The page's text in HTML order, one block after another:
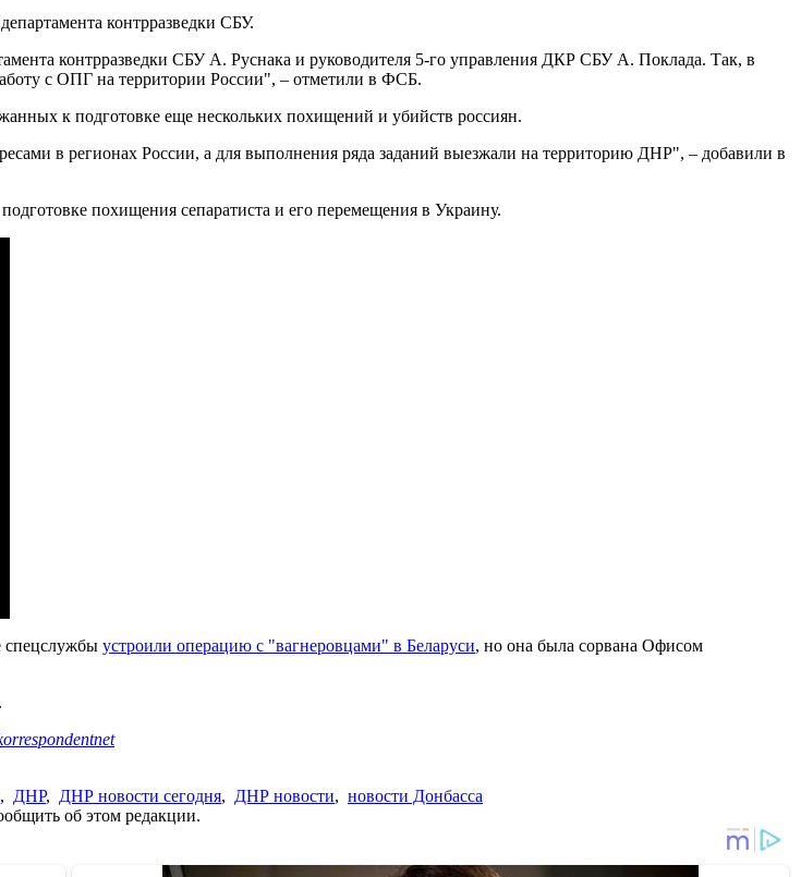
контрразведки СБУ.
контрразведки СБУ А. Руснака и руководителя 5-го управления ДКР СБУ А. Поклада. Так, в
с ОПГ на территории России", – отметили в ФСБ.
к подготовке еще нескольких похищений и убийств россиян.
в регионах России, а для выполнения ряда заданий выезжали на территорию ДНР", – добавили в
похищения сепаратиста и его перемещения в Украину.
спецслужбы устроили операцию с "вагнеровцами" в Беларуси, но она была сорвана Офисом
, ДНР, ДНР новости сегодня, ДНР новости, новости Донбасса
об этом редакции.